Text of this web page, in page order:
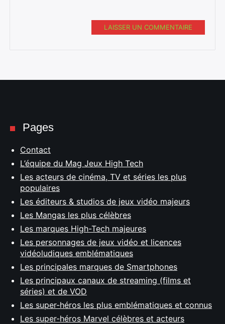
LAISSER UN COMMENTAIRE
Pages
Contact
L’équipe du Mag Jeux High Tech
Les acteurs de cinéma, TV et séries les plus
populaires
Les éditeurs & studios de jeux vidéo majeurs
Les Mangas les plus célèbres
Les marques High-Tech majeures
Les personnages de jeux vidéo et licences
vidéoludiques emblématiques
Les principales marques de Smartphones
Les principaux canaux de streaming (films et
séries) et de VOD
Les super-héros les plus emblématiques et connus
Les super-héros Marvel célèbres et acteurs